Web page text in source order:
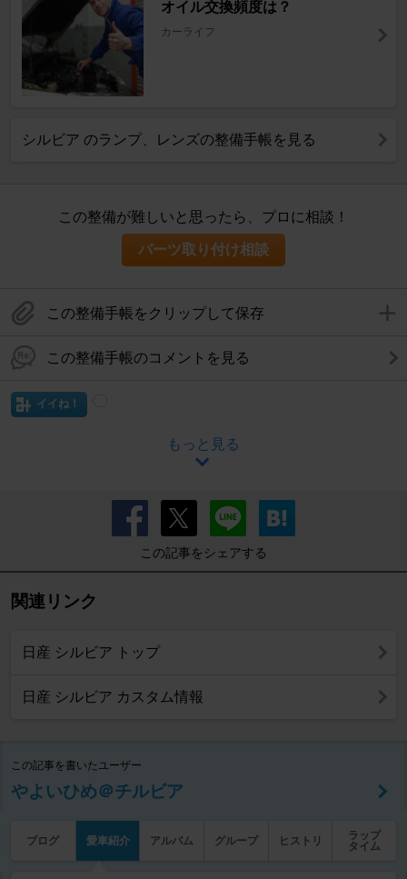
オイル交換頻度は？
カーライフ
シルビア のランプ、レンズの整備手帳を見る
この整備が難しいと思ったら、プロに相談！
パーツ取り付け相談
この整備手帳をクリップして保存
この整備手帳のコメントを見る
イイね！
もっと見る
この記事をシェアする
関連リンク
日産 シルビア トップ
日産 シルビア カスタム情報
この記事を書いたユーザー
やよいひめ＠チルビア
ブログ 愛車紹介 アルバム グループ ヒストリ
ラップ
タイム